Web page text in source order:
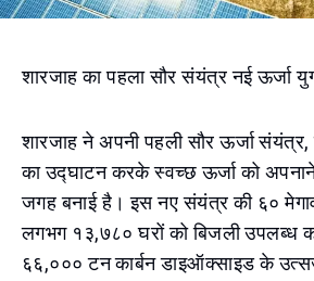
शारजाह का पहला सौर संयंत्र नई ऊर्जा
शारजाह ने अपनी पहली सौर ऊर्जा
का उद्घाटन करके स्वच्छ ऊर्जा को
जगह बनाई है। इस नए संयंत्र की ६०
लगभग १३,७८० घरों को बिजली उपलब्ध
६६,००० टन कार्बन डाइऑक्साइड के